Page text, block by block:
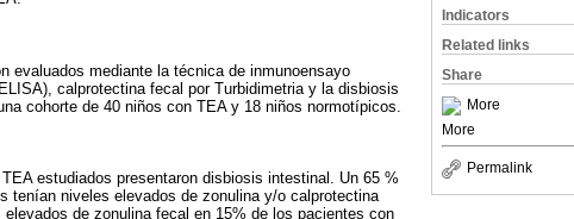
Indicators
Related links
Share
More
More
Permalink
evaluados mediante la técnica de inmunoensayo
calprotectina fecal por Turbidimetria y la disbiosis
cohorte de 40 niños con TEA y 18 niños normotípicos.
estudiados presentaron disbiosis intestinal. Un 65 %
tenían niveles elevados de zonulina y/o calprotectina
de zonulina fecal en 15% de los pacientes con